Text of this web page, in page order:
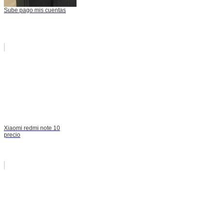
Sube pago mis cuentas
Xiaomi redmi note 10
precio